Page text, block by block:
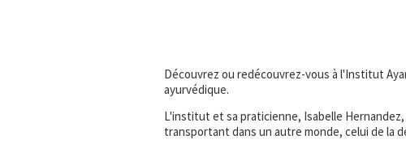
Découvrez ou redécouvrez-vous à l'Institut
ayurvédique.
L'institut et sa praticienne, Isabelle
transportant dans un autre monde, celui de la